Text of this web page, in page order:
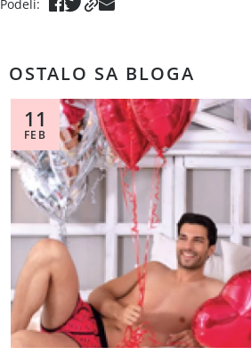
Podeli:
OSTALO SA BLOGA
11
FEB